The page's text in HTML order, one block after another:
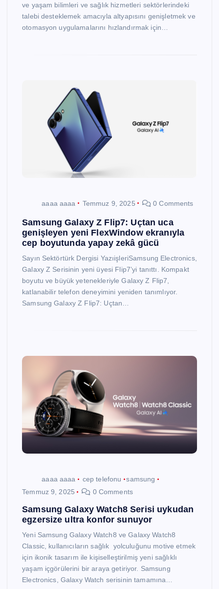
ve yaşam bilimleri ve sağlık hizmetleri sektörlerindeki
talebi desteklemek amacıyla altyapısını genişletmek ve
otomasyon uygulamalarını hızlandırmak için…
aaaa aaaa Temmuz 9, 2025 0 Comments
Samsung Galaxy Z Flip7: Uçtan uca
genişleyen yeni FlexWindow ekranıyla
cep boyutunda yapay zekâ gücü
Sayın Sektörtürk Dergisi YazıişleriSamsung Electronics,
Galaxy Z Serisinin yeni üyesi Flip7’yi tanıttı. Kompakt
boyutu ve büyük yetenekleriyle Galaxy Z Flip7,
katlanabilir telefon deneyimini yeniden tanımlıyor.
Samsung Galaxy Z Flip7: Uçtan…
aaaa aaaa cep telefonu
samsung
Temmuz 9, 2025
0 Comments
Samsung Galaxy Watch8 Serisi uykudan
egzersize ultra konfor sunuyor
Yeni Samsung Galaxy Watch8 ve Galaxy Watch8
Classic, kullanıcıların sağlık yolculuğunu motive etmek
için ikonik tasarım ile kişiselleştirilmiş yeni sağlıklı
yaşam içgörülerini bir araya getiriyor. Samsung
Electronics, Galaxy Watch serisinin tamamına…